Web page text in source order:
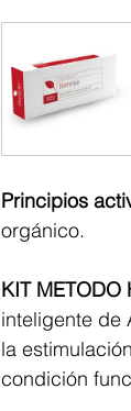
Principios
orgánico.
KIT METODO
inteligente de
la
condición